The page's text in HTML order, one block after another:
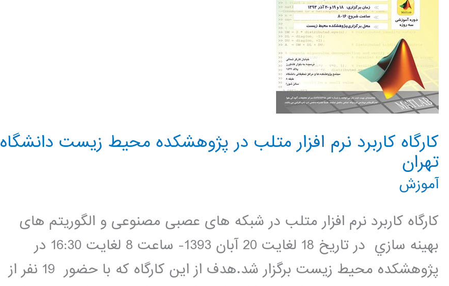
کارگاه کاربرد نرم افزار متلب در پژوهشکده محيط زيست دانشگاه
تهران
آموزش
کارگاه کاربرد نرم افزار متلب در شبکه های عصبی مصنوعی و الگوريتم های
بهينه سازي در تاريخ 18 لغايت 20 آبان 1393- ساعت 8 لغايت 16:30 در
پژوهشکده محيط زيست برگزار شد.هدف از اين کارگاه که با حضور 19 نفر از